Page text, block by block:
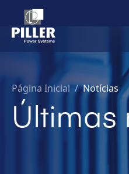
Página Inicial / Notícias
Últimas